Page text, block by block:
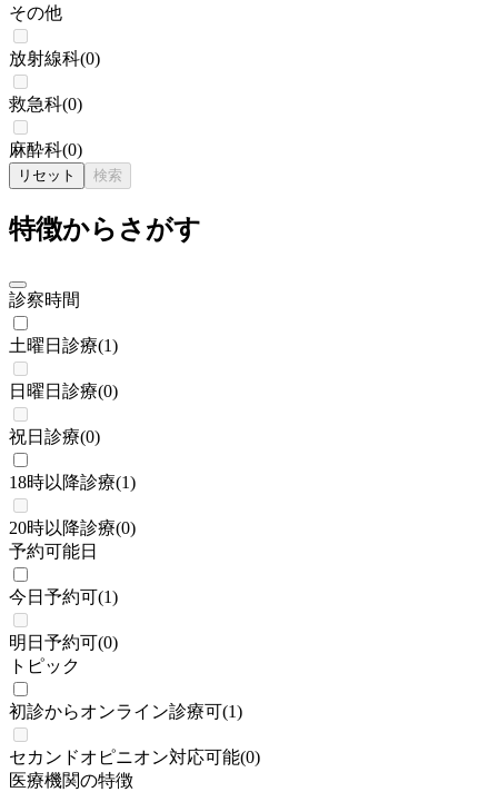
その他
放射線科(0)
救急科(0)
麻酔科(0)
リセット 検索
特徴からさがす
診察時間
土曜日診療(1)
日曜日診療(0)
祝日診療(0)
18時以降診療(1)
20時以降診療(0)
予約可能日
今日予約可(1)
明日予約可(0)
トピック
初診からオンライン診療可(1)
セカンドオピニオン対応可能(0)
医療機関の特徴